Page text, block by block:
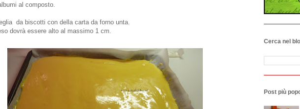
al composto.
da biscotti con della carta da forno unta.
dovrà essere alto al massimo 1 cm.
Cerca nel
Post più